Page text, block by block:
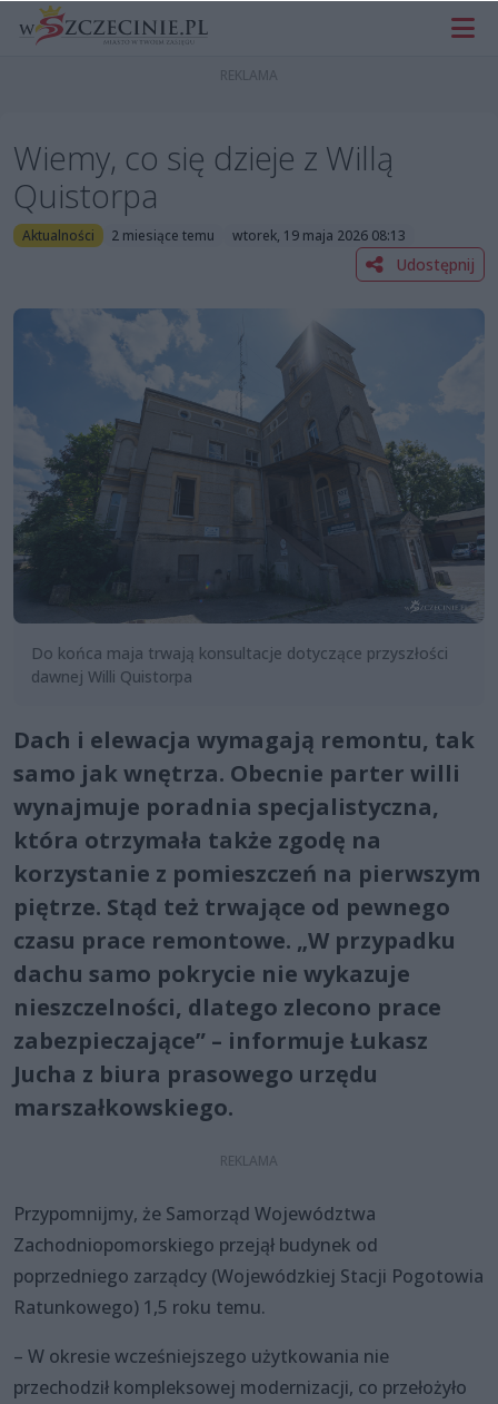
Wiemy, co się dzieje z Willą
Quistorpa
Aktualności 2 miesiące temu wtorek, 19 maja 2026 08:13
Udostępnij
Do końca maja trwają konsultacje dotyczące przyszłości
dawnej Willi Quistorpa
Dach i elewacja wymagają remontu, tak
samo jak wnętrza. Obecnie parter willi
wynajmuje poradnia specjalistyczna,
która otrzymała także zgodę na
korzystanie z pomieszczeń na pierwszym
piętrze. Stąd też trwające od pewnego
czasu prace remontowe. „W przypadku
dachu samo pokrycie nie wykazuje
nieszczelności, dlatego zlecono prace
zabezpieczające” – informuje Łukasz
Jucha z biura prasowego urzędu
marszałkowskiego.
Przypomnijmy, że Samorząd Województwa
Zachodniopomorskiego przejął budynek od
poprzedniego zarządcy (Wojewódzkiej Stacji Pogotowia
Ratunkowego) 1,5 roku temu.
– W okresie wcześniejszego użytkowania nie
przechodził kompleksowej modernizacji, co przełożyło